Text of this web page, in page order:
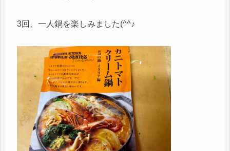
3回、一人鍋を楽しみました(^^♪